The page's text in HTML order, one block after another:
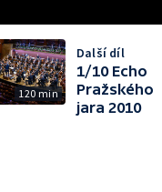
120 min
Další díl
1/10 Echo
Pražského
jara 2010